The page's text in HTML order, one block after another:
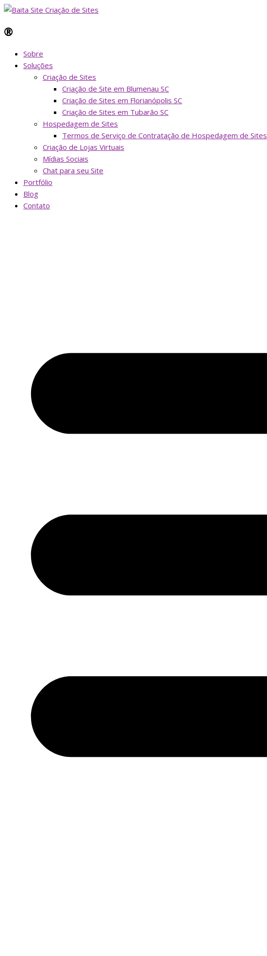
®
Sobre
Soluções
Criação de Sites
Criação de Site em Blumenau SC
Criação de Sites em Florianópolis SC
Criação de Sites em Tubarão SC
Hospedagem de Sites
Termos de Serviço de Contratação de Hospedagem de Sites
Criação de Lojas Virtuais
Mídias Sociais
Chat para seu Site
Portfólio
Blog
Contato